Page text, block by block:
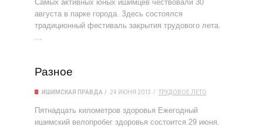
Самых активных юных ишимцев чествовали 30
августа в парке города. Здесь состоялся
традиционный фестиваль закрытия трудового лета.
…
Разное
ИШИМСКАЯ ПРАВДА 24 ИЮНЯ 2013 ТРУДОВОЕ ЛЕТО
Пятнадцать километров здоровья Ежегодный
ишимский велопробег здоровья состоится 29 июня.